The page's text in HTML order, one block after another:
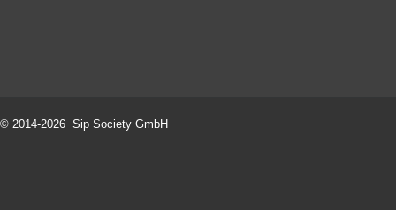
© 2014-2026 Sip Society GmbH